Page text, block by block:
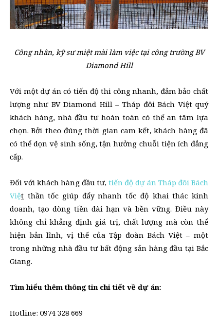
Công nhân, kỹ sư miệt mài làm việc tại công trường BV
Diamond Hill
Với một dự án có tiến độ thi công nhanh, đảm bảo chất
lượng như BV Diamond Hill – Tháp đôi Bách Việt quý
khách hàng, nhà đầu tư hoàn toàn có thể an tâm lựa
chọn. Bởi theo đúng thời gian cam kết, khách hàng đã
có thể dọn vệ sinh sống, tận hưởng chuỗi tiện ích đẳng
cấp.
Đối với khách hàng đầu tư, tiến độ dự án Tháp đôi Bách
Việt thần tốc giúp đẩy nhanh tốc độ khai thác kinh
doanh, tạo dòng tiền dài hạn và bền vững. Điều này
không chỉ khẳng định giá trị, chất lượng mà còn thể
hiện bản lĩnh, vị thế của Tập đoàn Bách Việt – một
trong những nhà đầu tư bất động sản hàng đầu tại Bắc
Giang.
Tìm hiểu thêm thông tin chi tiết về dự án:
Hotline: 0974 328 669